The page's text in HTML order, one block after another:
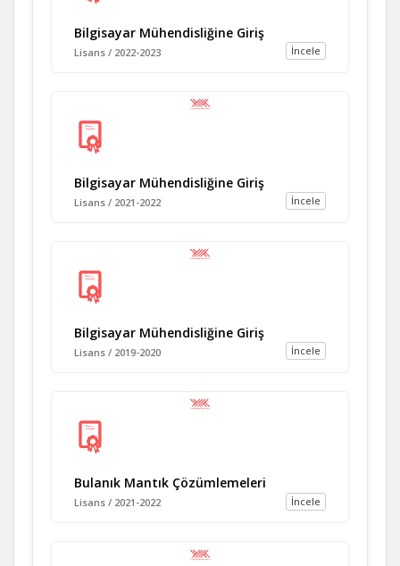
Bilgisayar Mühendisliğine Giriş
İncele
Lisans / 2022-2023
Bilgisayar Mühendisliğine Giriş
İncele
Lisans / 2021-2022
Bilgisayar Mühendisliğine Giriş
İncele
Lisans / 2019-2020
Bulanık Mantık Çözümlemeleri
İncele
Lisans / 2021-2022